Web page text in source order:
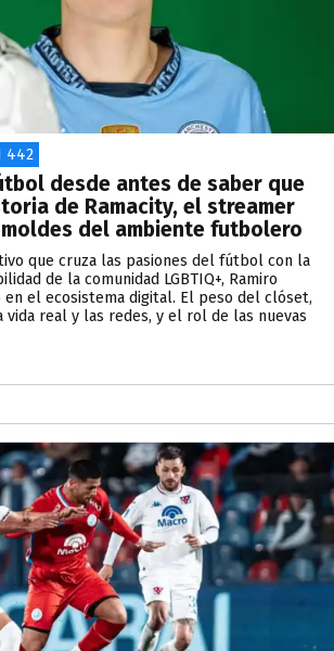
442
desde antes de saber que
de Ramacity, el streamer
del ambiente futbolero
que cruza las pasiones del fútbol con la
de la comunidad LGBTIQ+, Ramiro
en el ecosistema digital. El peso del clóset,
real y las redes, y el rol de las nuevas